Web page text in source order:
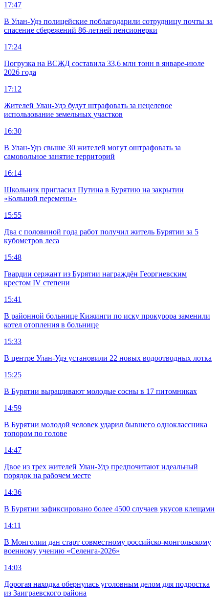
17:47
В Улан-Удэ полицейские поблагодарили сотрудницу почты за
спасение сбережений 86-летней пенсионерки
17:24
Погрузка на ВСЖД составила 33,6 млн тонн в январе-июле
2026 года
17:12
Жителей Улан-Удэ будут штрафовать за нецелевое
использование земельных участков
16:30
В Улан-Удэ свыше 30 жителей могут оштрафовать за
самовольное занятие территорий
16:14
Школьник пригласил Путина в Бурятию на закрытии
«Большой перемены»
15:55
Два с половиной года работ получил житель Бурятии за 5
кубометров леса
15:48
Гвардии сержант из Бурятии награждён Георгиевским
крестом IV степени
15:41
В районной больнице Кижинги по иску прокурора заменили
котел отопления в больнице
15:33
В центре Улан-Удэ установили 22 новых водоотводных лотка
15:25
В Бурятии выращивают молодые сосны в 17 питомниках
14:59
В Бурятии молодой человек ударил бывшего одноклассника
топором по голове
14:47
Двое из трех жителей Улан-Удэ предпочитают идеальный
порядок на рабочем месте
14:36
В Бурятии зафиксировано более 4500 случаев укусов клещами
14:11
В Монголии дан старт совместному российско-монгольскому
военному учению «Селенга-2026»
14:03
Дорогая находка обернулась уголовным делом для подростка
из Заиграевского района